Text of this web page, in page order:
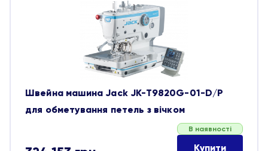
Швейна машина Jack JK-T9820G-01-D/P
для обметування петель з вічком
В наявності
Купити